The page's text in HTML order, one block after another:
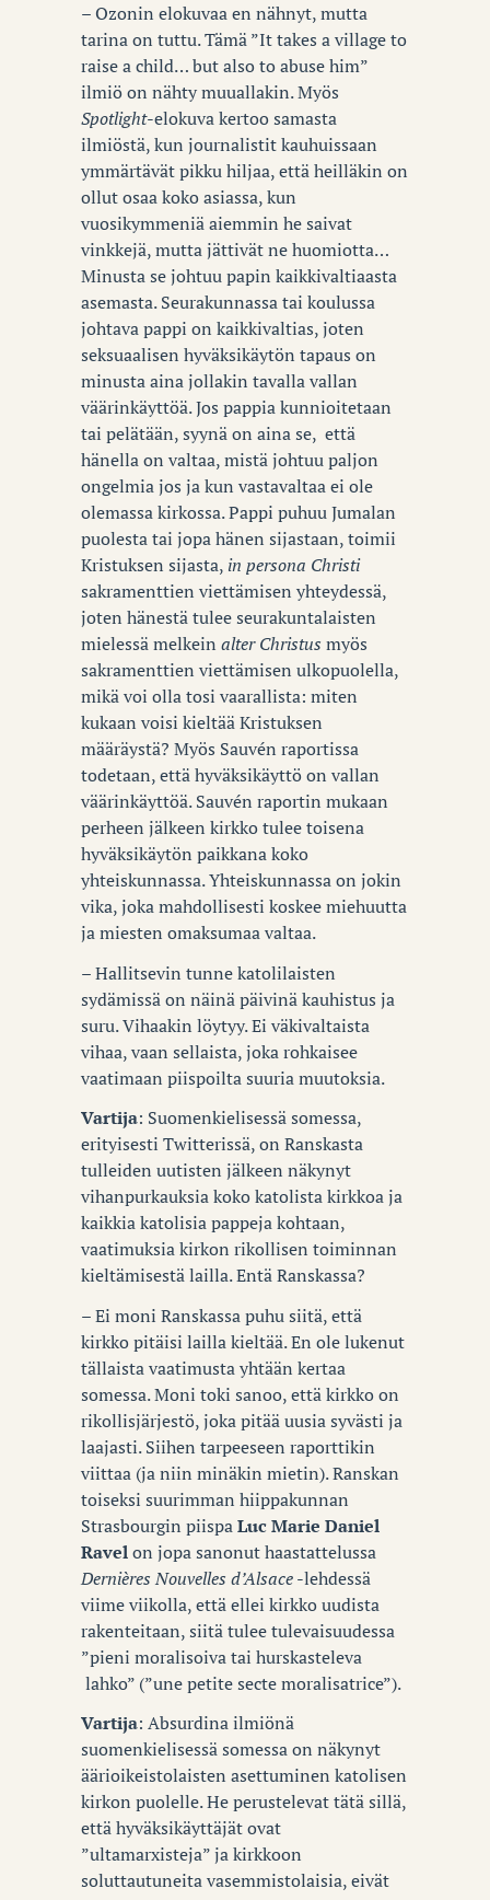
– Ozonin elokuvaa en nähnyt, mutta
tarina on tuttu. Tämä ”It takes a village to
raise a child… but also to abuse him”
ilmiö on nähty muuallakin. Myös
Spotlight-elokuva kertoo samasta
ilmiöstä, kun journalistit kauhuissaan
ymmärtävät pikku hiljaa, että heilläkin on
ollut osaa koko asiassa, kun
vuosikymmeniä aiemmin he saivat
vinkkejä, mutta jättivät ne huomiotta…
Minusta se johtuu papin kaikkivaltiaasta
asemasta. Seurakunnassa tai koulussa
johtava pappi on kaikkivaltias, joten
seksuaalisen hyväksikäytön tapaus on
minusta aina jollakin tavalla vallan
väärinkäyttöä. Jos pappia kunnioitetaan
tai pelätään, syynä on aina se, että
hänella on valtaa, mistä johtuu paljon
ongelmia jos ja kun vastavaltaa ei ole
olemassa kirkossa. Pappi puhuu Jumalan
puolesta tai jopa hänen sijastaan, toimii
Kristuksen sijasta, in persona Christi
sakramenttien viettämisen yhteydessä,
joten hänestä tulee seurakuntalaisten
mielessä melkein alter Christus myös
sakramenttien viettämisen ulkopuolella,
mikä voi olla tosi vaarallista: miten
kukaan voisi kieltää Kristuksen
määräystä? Myös Sauvén raportissa
todetaan, että hyväksikäyttö on vallan
väärinkäyttöä. Sauvén raportin mukaan
perheen jälkeen kirkko tulee toisena
hyväksikäytön paikkana koko
yhteiskunnassa. Yhteiskunnassa on jokin
vika, joka mahdollisesti koskee miehuutta
ja miesten omaksumaa valtaa.
– Hallitsevin tunne katolilaisten
sydämissä on näinä päivinä kauhistus ja
suru. Vihaakin löytyy. Ei väkivaltaista
vihaa, vaan sellaista, joka rohkaisee
vaatimaan piispoilta suuria muutoksia.
Vartija: Suomenkielisessä somessa,
erityisesti Twitterissä, on Ranskasta
tulleiden uutisten jälkeen näkynyt
vihanpurkauksia koko katolista kirkkoa ja
kaikkia katolisia pappeja kohtaan,
vaatimuksia kirkon rikollisen toiminnan
kieltämisestä lailla. Entä Ranskassa?
– Ei moni Ranskassa puhu siitä, että
kirkko pitäisi lailla kieltää. En ole lukenut
tällaista vaatimusta yhtään kertaa
somessa. Moni toki sanoo, että kirkko on
rikollisjärjestö, joka pitää uusia syvästi ja
laajasti. Siihen tarpeeseen raporttikin
viittaa (ja niin minäkin mietin). Ranskan
toiseksi suurimman hiippakunnan
Strasbourgin piispaLuc Marie Daniel
Ravelon jopa sanonut haastattelussa
Dernières Nouvelles d’Alsace-lehdessä
viime viikolla, että ellei kirkko uudista
rakenteitaan, siitä tulee tulevaisuudessa
”pieni moralisoiva tai hurskasteleva
lahko” (”une petite secte moralisatrice”).
Vartija: Absurdina ilmiönä
suomenkielisessä somessa on näkynyt
äärioikeistolaisten asettuminen katolisen
kirkon puolelle. He perustelevat tätä sillä,
että hyväksikäyttäjät ovat
”ultamarxisteja” ja kirkkoon
soluttautuneita vasemmistolaisia, eivät